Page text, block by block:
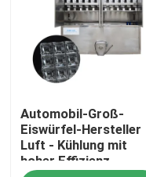
Zu Hause
Automobil-Groß-
Eiswürfel-Hersteller
Luft - Kühlung mit
hoher Effizienz